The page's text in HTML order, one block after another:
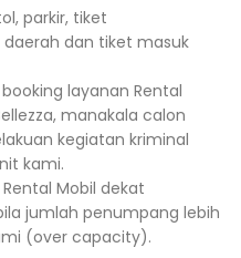
parkir, tiket
dan tiket masuk
layanan Rental
manakala calon
kegiatan kriminal
kami.
Mobil dekat
jumlah penumpang lebih
(over capacity).